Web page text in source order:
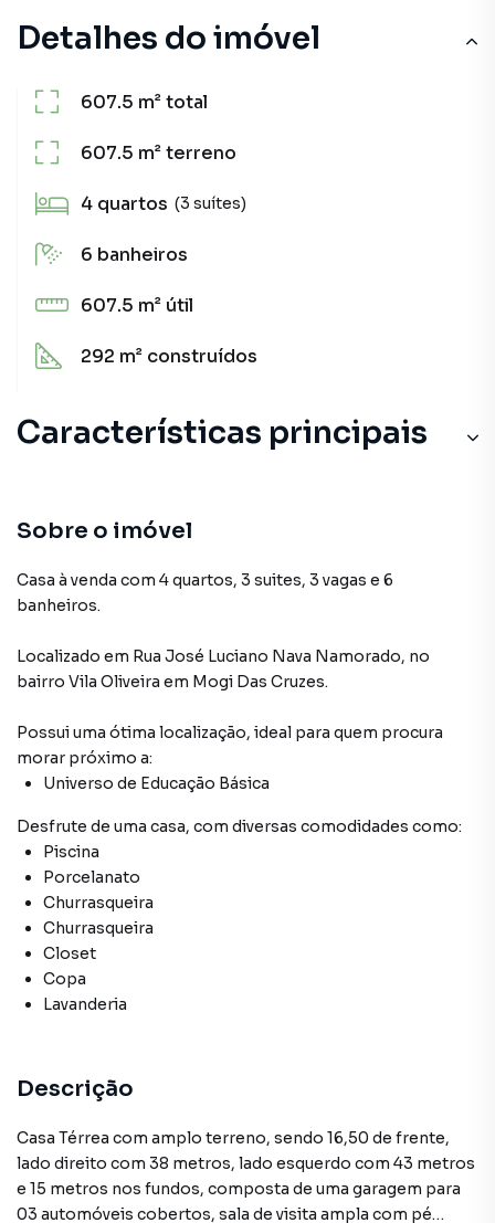
Detalhes do imóvel
607.5 m²total
607.5 m²terreno
4 quartos (3 suítes)
6 banheiros
607.5 m² útil
292 m² construídos
Características principais
Sobre o imóvel
Casa à venda com 4 quartos, 3 suites, 3 vagas e 6
banheiros.
Localizado em Rua José Luciano Nava Namorado, no
bairro Vila Oliveira em Mogi Das Cruzes.
Possui uma ótima localização, ideal para quem procura
morar próximo a:
Universo de Educação Básica
Desfrute de uma casa, com diversas comodidades como:
Piscina
Porcelanato
Churrasqueira
Churrasqueira
Closet
Copa
Lavanderia
Descrição
Casa Térrea com amplo terreno, sendo 16,50 de frente,
lado direito com 38 metros, lado esquerdo com 43 metros
e 15 metros nos fundos, composta de uma garagem para
03 automóveis cobertos, sala de visita ampla com pé